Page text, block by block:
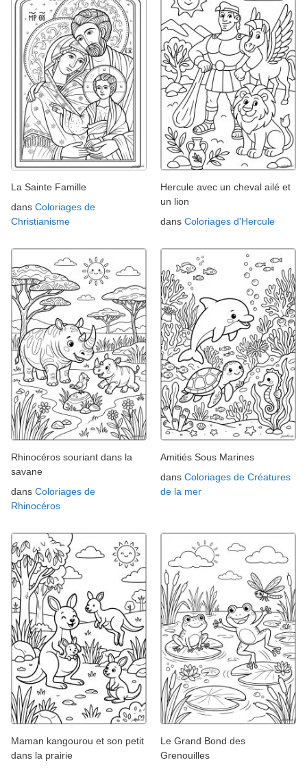
La Sainte Famille
dans Coloriages de
Christianisme
Hercule avec un cheval ailé et
un lion
dans Coloriages d'Hercule
Rhinocéros souriant dans la
savane
dans Coloriages de
Rhinocéros
Amitiés Sous Marines
dans Coloriages de Créatures
de la mer
Maman kangourou et son petit
dans la prairie
Le Grand Bond des
Grenouilles